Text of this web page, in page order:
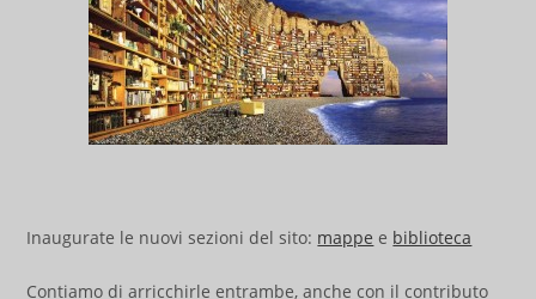
Inaugurate le nuovi sezioni del sito: mappe e biblioteca
Contiamo di arricchirle entrambe, anche con il contributo